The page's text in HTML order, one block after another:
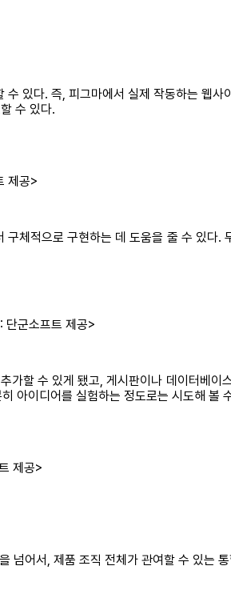
있다. 즉, 피그마에서 실제 작동하는 웹
수 있다.
제공>
체적으로 구현하는 데 도움을 줄 수 있다
단군소프트 제공>
할 수 있게 됐고, 게시판이나 데이터베
아이디어를 실험하는 정도로는 시도해 볼
제공>
넘어서, 제품 조직 전체가 관여할 수 있는